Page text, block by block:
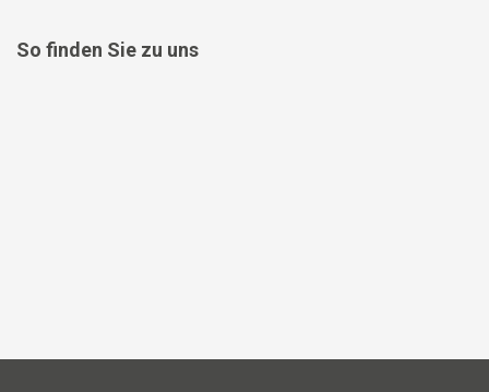
So finden Sie zu uns